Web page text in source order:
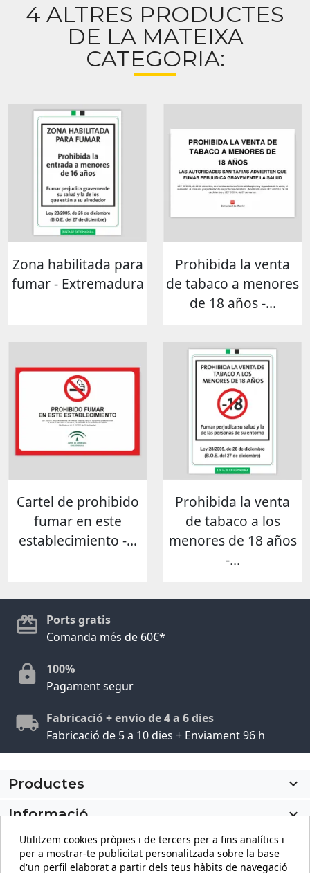
4 ALTRES PRODUCTES
DE LA MATEIXA
CATEGORIA:
Zona habilitada para
fumar - Extremadura
Prohibida la venta
de tabaco a menores
de 18 años -...
Cartel de prohibido
fumar en este
establecimiento -...
Prohibida la venta
de tabaco a los
menores de 18 años
-...
Ports gratis
Comanda més de 60€*
100%
Pagament segur
Fabricació + envio de 4 a 6 dies
Fabricació de 5 a 10 dies + Enviament 96 h
Productes

Informació

El meu compte
Utilitzem cookies pròpies i de tercers per a fins analítics i
per a mostrar-te publicitat personalitzada sobre la base
d'un perfil elaborat a partir dels teus hàbits de navegació